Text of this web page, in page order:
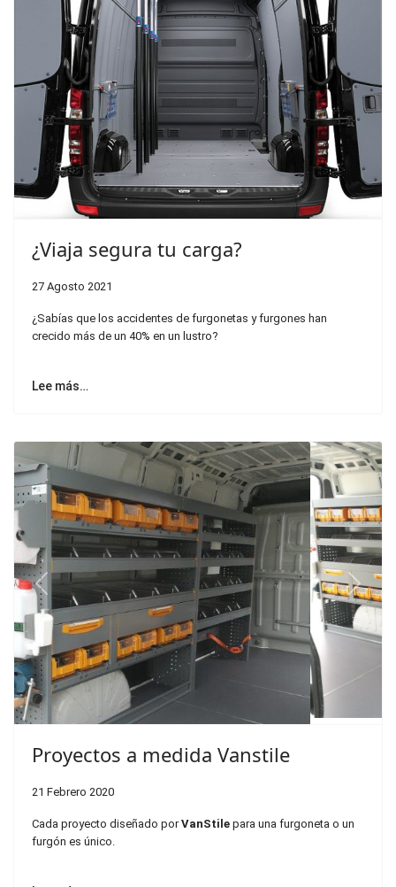
¿Viaja segura tu carga?
27 Agosto 2021
¿Sabías que los accidentes de furgonetas y furgones han
crecido más de un 40% en un lustro?
Lee más…
Previous Next
Proyectos a medida Vanstile
21 Febrero 2020
Cada proyecto diseñado por VanStile
para una furgoneta o un
furgón es único.